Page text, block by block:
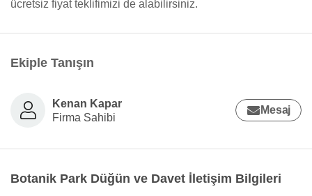
ücretsiz fiyat teklifimizi de alabilirsiniz.
Ekiple Tanışın
Kenan Kapar
Firma Sahibi
Mesaj
Botanik Park Düğün ve Davet İletişim Bilgileri